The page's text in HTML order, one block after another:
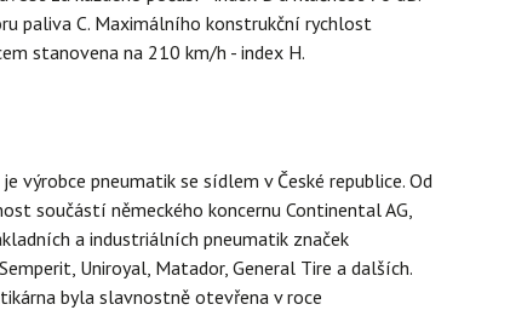
paliva C. Maximálního konstrukční rychlost
stanovena na 210 km/h - index H.
je výrobce pneumatik se sídlem v České republice. Od
součástí německého koncernu Continental AG,
a industriálních pneumatik značek
Uniroyal, Matador, General Tire a dalších.
byla slavnostně otevřena v roce